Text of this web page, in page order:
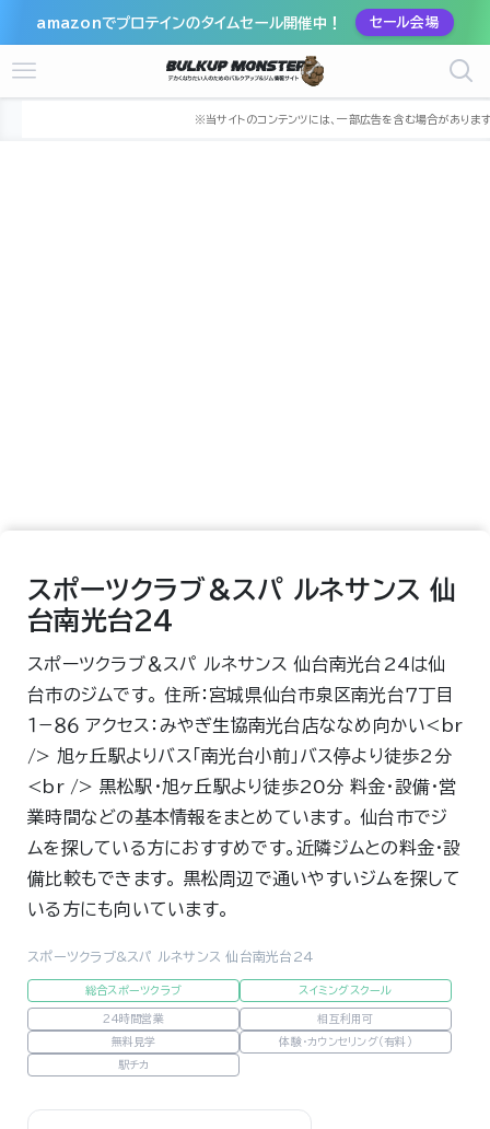
amazonでプロテインのタイムセール開催中！ セール会場
宮城県 仙台市 仙台市泉区
スポーツクラブ＆スパ ルネサンス 仙
台南光台24
スポーツクラブ＆スパ ルネサンス 仙台南光台24は仙
台市のジムです。 住所：宮城県仙台市泉区南光台７丁目
１−８６ アクセス：みやぎ生協南光台店ななめ向かい<br
/> 旭ヶ丘駅よりバス「南光台小前」バス停より徒歩2分
<br /> 黒松駅・旭ヶ丘駅より徒歩20分 料金・設備・営
業時間などの基本情報をまとめています。 仙台市でジ
ムを探している方におすすめです。近隣ジムとの料金・設
備比較もできます。 黒松周辺で通いやすいジムを探して
いる方にも向いています。
スポーツクラブ&スパ ルネサンス 仙台南光台24
総合スポーツクラブ スイミングスクール
24時間営業 相互利用可
無料見学 体験・カウンセリング（有料）
駅チカ